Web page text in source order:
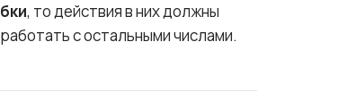
, то действия в них должны
с остальными числами.